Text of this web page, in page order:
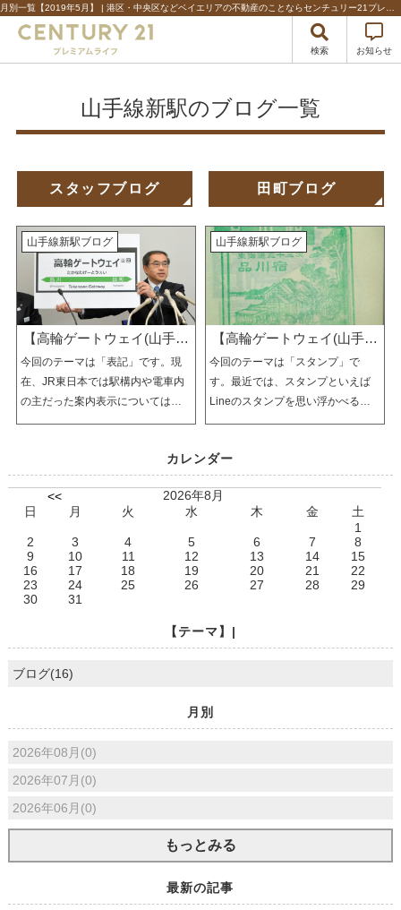
検索 お知らせ
山手線新駅のブログ一覧
スタッフブログ 田町ブログ
山手線新駅ブログ
【高輪ゲートウェイ(山手線
新駅)ブログ】⑩
今回のテーマは「表記」です。現
在、JR東日本では駅構内や電車内
の主だった案内表示については
「日本語」「英語」「中国語」
山手線新駅ブログ
【高輪ゲートウェイ(山手線
新駅)ブログ】⑨
今回のテーマは「スタンプ」で
す。最近では、スタンプといえば
Lineのスタンプを思い浮かべる人
も多いですが今回話題にするスタ
押しつけてペタペタするアレで
カレンダー
<<
2026年8月
日
月 火 水 木 金
土
1
2
3 4 5 6 7
8
9
10 11 12 13 14
15
16
17 18 19 20 21
22
23
24 25 26 27 28
29
30
31
【テーマ】|
ブログ(16)
月別
2026年08月(0)
2026年07月(0)
2026年06月(0)
もっとみる
最新の記事